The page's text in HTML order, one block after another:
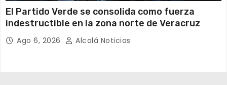
​El Partido Verde se consolida como fuerza
indestructible en la zona norte de Veracruz
Ago 6, 2026 Alcalá Noticias